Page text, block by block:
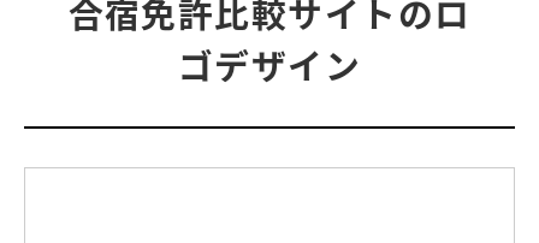
合宿免許比較サイトのロ
ゴデザイン